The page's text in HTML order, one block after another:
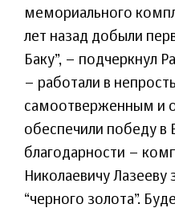
мемориального
лет назад добыли
Баку”, – подчеркнул
– работали в
самоотверженным и
обеспечили победу в
благодарности –
Николаевичу
“черного золота”.